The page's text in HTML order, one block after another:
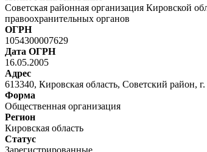
Советская районная организация Кировской
правоохранительных органов
ОГРН
1054300007629
Дата ОГРН
16.05.2005
Адрес
613340, Кировская область, Советский район,
Форма
Общественная организация
Регион
Кировская область
Статус
Зарегистрированные